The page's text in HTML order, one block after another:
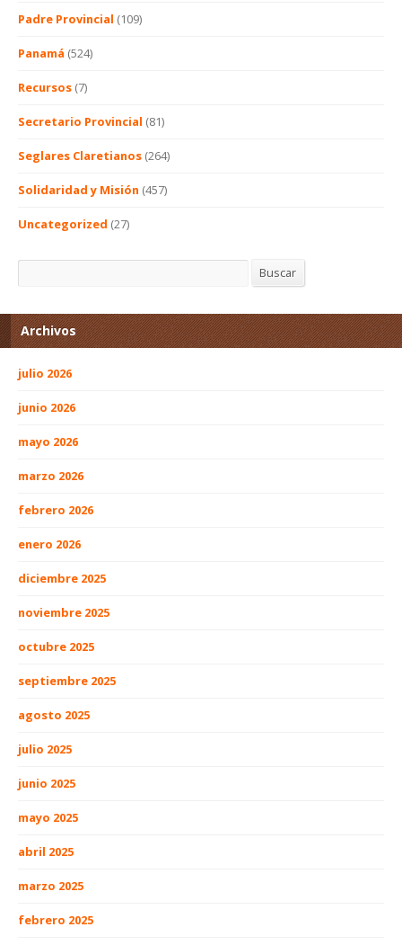
Padre Provincial (109)
Panamá (524)
Recursos (7)
Secretario Provincial (81)
Seglares Claretianos (264)
Solidaridad y Misión (457)
Uncategorized (27)
Buscar
Archivos
julio 2026
junio 2026
mayo 2026
marzo 2026
febrero 2026
enero 2026
diciembre 2025
noviembre 2025
octubre 2025
septiembre 2025
agosto 2025
julio 2025
junio 2025
mayo 2025
abril 2025
marzo 2025
febrero 2025